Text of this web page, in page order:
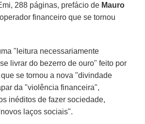
288 páginas, prefácio de Mauro
financeiro que se tornou
"leitura necessariamente
livrar do bezerro de ouro" feito por
se tornou a nova "divindade
da "violência financeira",
inéditos de fazer sociedade,
laços sociais".